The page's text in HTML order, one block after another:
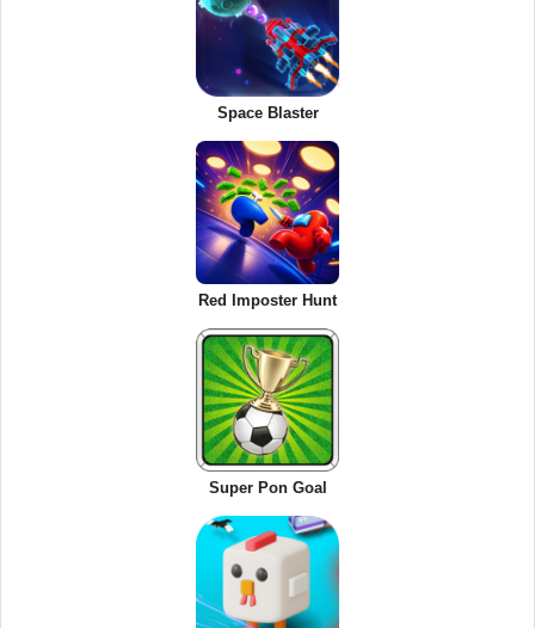
Space Blaster
Red Imposter Hunt
Super Pon Goal